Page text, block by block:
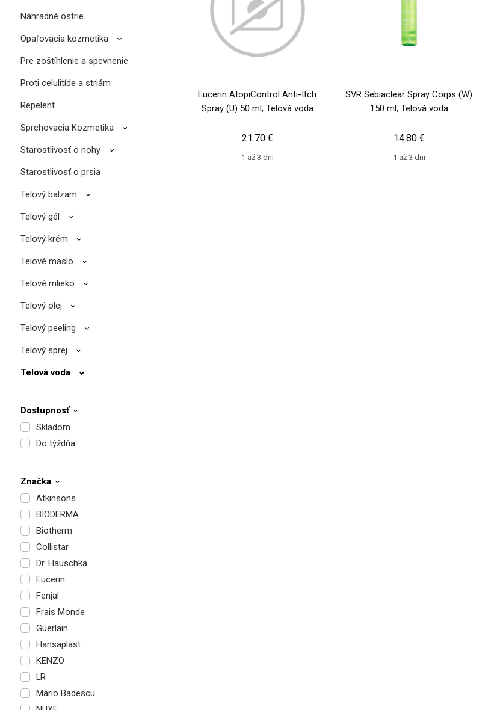
Náhradné ostrie
Opaľovacia kozmetika
Pre zoštíhlenie a spevnenie
Proti celulitíde a striám
Repelent
Sprchovacia Kozmetika
Starostlivosť o nohy
Starostlivosť o prsia
Telový balzam
Telový gél
Telový krém
Telové maslo
Telové mlieko
Telový olej
Telový peeling
Telový sprej
Telová voda
Dostupnosť
Skladom
Do týždňa
Značka
Atkinsons
BIODERMA
Biotherm
Collistar
Dr. Hauschka
Eucerin
Fenjal
Frais Monde
Guerlain
Hansaplast
KENZO
LR
Mario Badescu
Eucerin AtopiControl Anti-Itch
Spray (U) 50 ml, Telová voda
1 až 3 dni
21.70 €
SVR Sebiaclear Spray Corps (W)
150 ml, Telová voda
1 až 3 dni
14.80 €